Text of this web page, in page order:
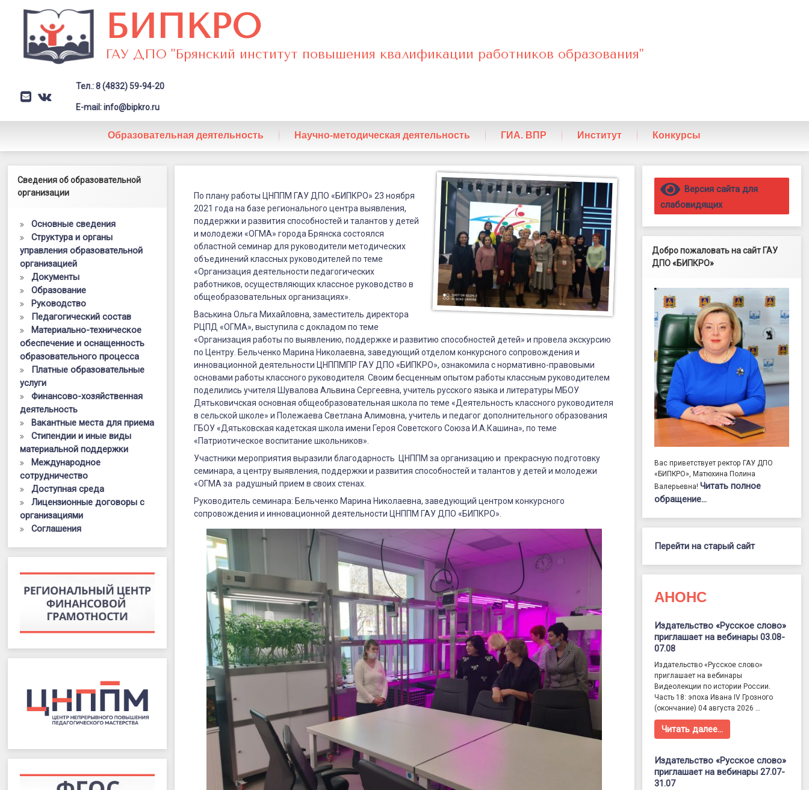
содержимому
БИПКРО
ГАУ ДПО "Брянский институт повышения квалификации работников образования"
E-mail
VK Заголовок сайта → второстепенный
Тел.: 8 (4832) 59-94-20
E-mail: info@bipkro.ru
Образовательная деятельность Научно-методическая деятельность ГИА. ВПР Институт Конкурсы
сотрудничество
Updated on
ГАУ ДПО "БИПКРО"
По плану работы ЦНППМ ГАУ ДПО «БИПКРО» 23 ноября
2021 года на базе регионального центра выявления,
поддержки и развития способностей и талантов у детей
и молодежи «ОГМА» города Брянска состоялся
областной семинар для руководители методических
объединений классных руководителей по теме
«Организация деятельности педагогических
работников, осуществляющих классное руководство в
общеобразовательных организациях».
Васькина Ольга Михайловна, заместитель директора
РЦПД «ОГМА», выступила с докладом по теме
«Организация работы по выявлению, поддержке и развитию способностей детей» и провела экскурсию
по Центру. Бельченко Марина Николаевна, заведующий отделом конкурсного сопровождения и
инновационной деятельности ЦНППМПР ГАУ ДПО «БИПКРО», ознакомила с нормативно-правовыми
основами работы классного руководителя. Своим бесценным опытом работы классным руководителем
поделились учителя Шувалова Альвина Сергеевна, учитель русского языка и литературы МБОУ
Дятьковичская основная общеобразовательная школа по теме «Деятельность классного руководителя
в сельской школе» и Полежаева Светлана Алимовна, учитель и педагог дополнительного образования
ГБОУ «Дятьковская кадетская школа имени Героя Советского Союза И.А.Кашина», по теме
«Патриотическое воспитание школьников».
Участники мероприятия выразили благодарность ЦНППМ за организацию и прекрасную подготовку
семинара, а центру выявления, поддержки и развития способностей и талантов у детей и молодежи
«ОГМА за радушный прием в своих стенах.
Руководитель семинара: Бельченко Марина Николаевна, заведующий центром конкурсного
сопровождения и инновационной деятельности ЦНППМ ГАУ ДПО «БИПКРО».
Левый сайдбар
Сведения об образовательной
организации
Основные сведения
Структура и органы
управления образовательной
организацией
Документы
Образование
Руководство
Педагогический состав
Материально-техническое
обеспечение и оснащенность
образовательного процесса
Платные образовательные
услуги
Финансово-хозяйственная
деятельность
Вакантные места для приема
Стипендии и иные виды
материальной поддержки
Международное
сотрудничество
Доступная среда
Лицензионные договоры с
организациями
Соглашения
Правый сайдбар
Версия сайта для
слабовидящих
Добро пожаловать на сайт ГАУ
ДПО «БИПКРО»
Вас приветствует ректор ГАУ ДПО
«БИПКРО», Матюхина Полина
Валерьевна!Читать полное
обращение…
Перейти на старый сайт
АНОНС
Издательство «Русское слово»
приглашает на вебинары 03.08-
07.08
Издательство «Русское слово»
приглашает на вебинары
Видеолекции по истории России.
Часть 18: эпоха Ивана IV Грозного
(окончание) 04 августа 2026 …
Читать далее…
Издательство «Русское слово»
приглашает на вебинары 27.07-
31.07